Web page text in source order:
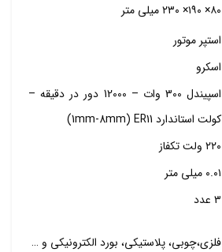
۸۰× ۱۹۰× ۲۳۰ میلی متر
استپر موتور
اسکرو
اسپیندل 300 وات – 12000 دور در دقیقه –
کولت استاندارد 1mm-8mm) ER11)
۲۲۰ ولت تکفاز
۰.۰۱ میلی متر
۳ عدد
فلزی،چوبی، پلاستیکی، بورد الکترونیکی و …